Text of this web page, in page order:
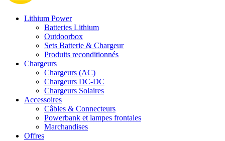
Lithium Power
Batteries Lithium
Outdoorbox
Sets Batterie & Chargeur
Produits reconditionnés
Chargeurs
Chargeurs (AC)
Chargeurs DC-DC
Chargeurs Solaires
Accessoires
Câbles & Connecteurs
Powerbank et lampes frontales
Marchandises
Offres